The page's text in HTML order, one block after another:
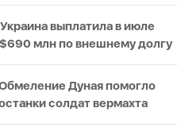
Украина выплатила в июле
млн по внешнему долгу
Дуная помогло
солдат вермахта